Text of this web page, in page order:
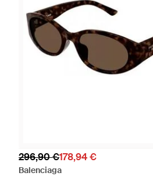
296,90 €178,94 €
Balenciaga